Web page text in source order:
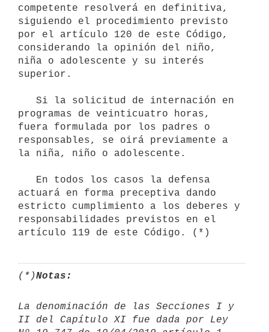
competente resolverá en definitiva,
siguiendo el procedimiento previsto
por el artículo 120 de este Código,
considerando la opinión del niño,
niña o adolescente y su interés
superior.
programas de veinticuatro horas,
fuera formulada por los padres o
responsables, se oirá previamente a
la niña, niño o adolescente.
actuará en forma preceptiva dando
estricto cumplimiento a los deberes y
responsabilidades previstos en el
artículo 119 de este Código. (*)
(*)Notas:
La denominación de las Secciones I y
II del Capítulo XI fue dada por Ley